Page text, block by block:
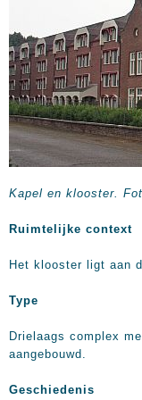
Kapel en klooster.
Ruimtelijke context
Het klooster ligt aan
Type
Drielaags complex
aangebouwd.
Geschiedenis